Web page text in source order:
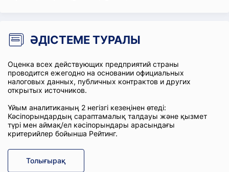
ӘДІСТЕМЕ ТУРАЛЫ
Оценка всех действующих предприятий страны
проводится ежегодно на основании официальных
налоговых данных, публичных контрактов и других
открытых источников.
Ұйым аналитиканың 2 негізгі кезеңінен өтеді:
Кәсіпорындардың сараптамалық талдауы және қызмет
түрі мен аймақ/ел кәсіпорындары арасындағы
критерийлер бойынша Рейтинг.
Толығырақ